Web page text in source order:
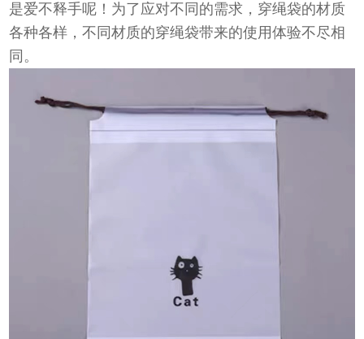
是爱不释手呢！为了应对不同的需求，穿绳袋的材质
各种各样，不同材质的穿绳袋带来的使用体验不尽相
同。